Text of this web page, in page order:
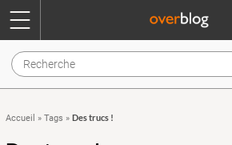
Accueil » Tags » Des trucs !